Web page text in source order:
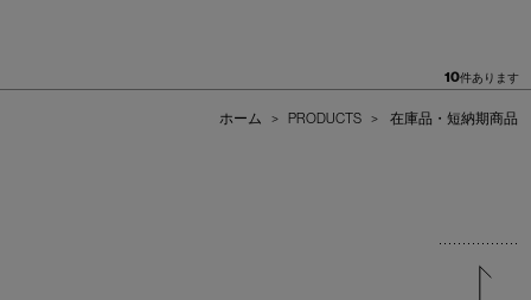
10件あります
ホーム > PRODUCTS > 在庫品・短納期商品